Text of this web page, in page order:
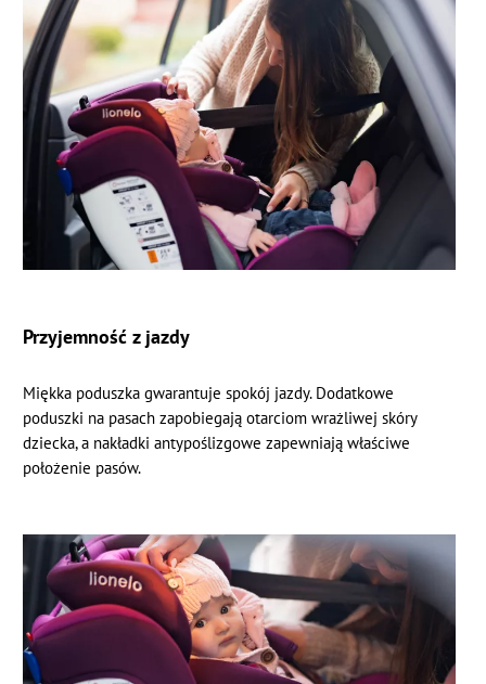
Przyjemność z jazdy
Miękka poduszka gwarantuje spokój jazdy. Dodatkowe
poduszki na pasach zapobiegają otarciom wrażliwej skóry
dziecka, a nakładki antypoślizgowe zapewniają właściwe
położenie pasów.